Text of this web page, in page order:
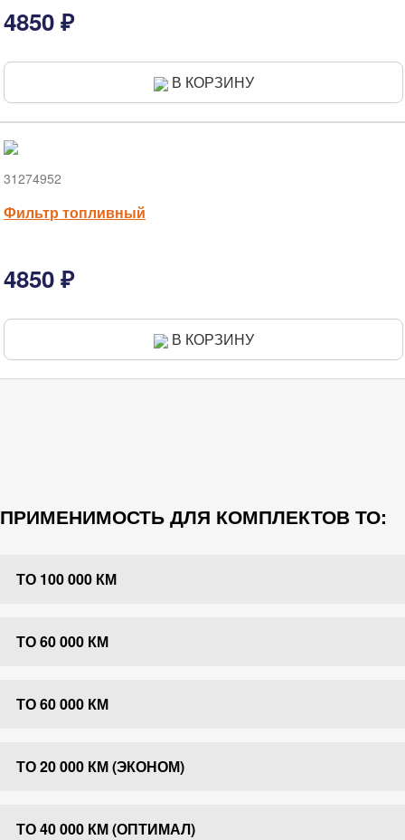
4850 ₽
В КОРЗИНУ
31274952
Фильтр топливный
4850 ₽
В КОРЗИНУ
ПРИМЕНИМОСТЬ ДЛЯ КОМПЛЕКТОВ ТО:
ТО 100 000 КМ
ТО 60 000 КМ
ТО 60 000 КМ
ТО 20 000 КМ (ЭКОНОМ)
ТО 40 000 КМ (ОПТИМАЛ)